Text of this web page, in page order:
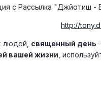
с Рассылка "Джйотиш -
http://
людей, священный день
вашей жизни ,